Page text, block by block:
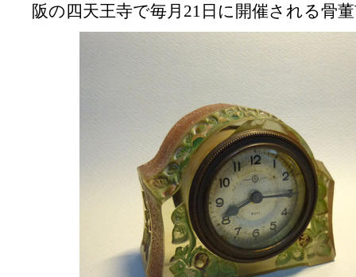
阪の四天王寺で毎月21日に開催される骨